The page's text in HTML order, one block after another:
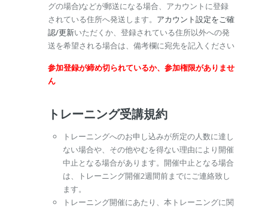
グの場合)などが郵送になる場合、アカウントに登録
されている住所へ発送します。 アカウント設定をご確
認/更新いただくか、登録されている住所以外への発
送を希望される場合は、備考欄に宛先を記入ください
参加登録が締め切られているか、参加権限がありませ
ん
トレーニング受講規約
トレーニングへのお申し込みが所定の人数に達し
ない場合や、その他やむを得ない理由により開催
中止となる場合があります。開催中止となる場合
は、トレーニング開催2週間前までにご連絡致し
ます。
トレーニング開催にあたり、本トレーニングに関